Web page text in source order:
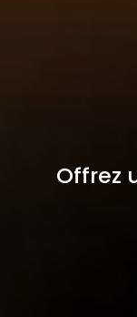
Offrez